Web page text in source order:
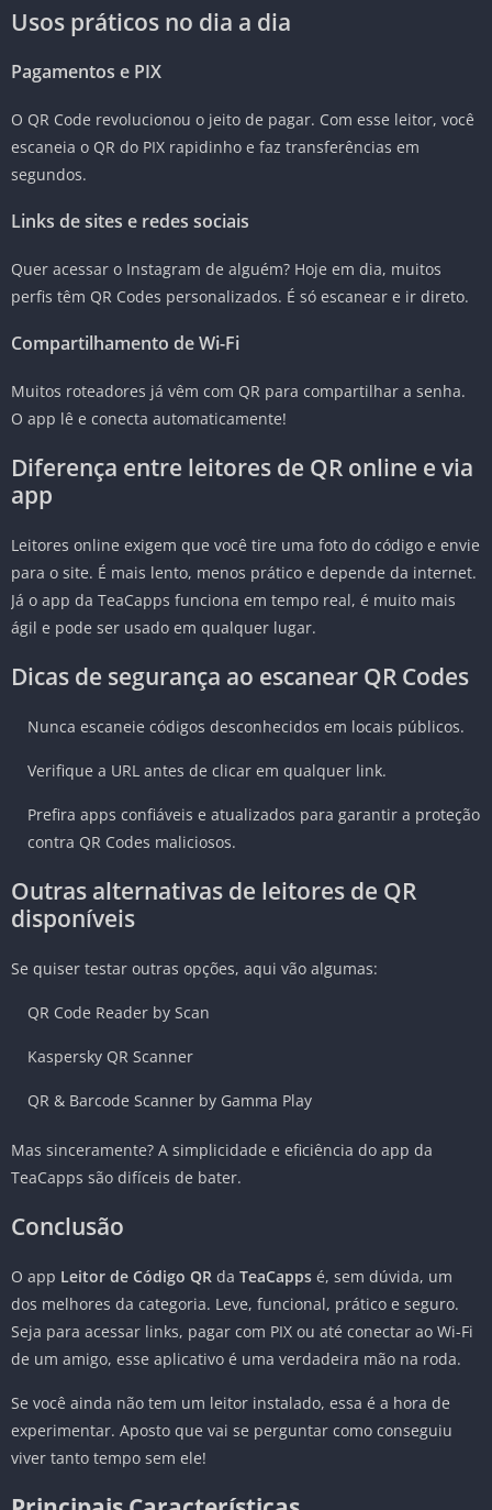
Usos práticos no dia a dia
Pagamentos e PIX
O QR Code revolucionou o jeito de pagar. Com esse leitor, você
escaneia o QR do PIX rapidinho e faz transferências em
segundos.
Links de sites e redes sociais
Quer acessar o Instagram de alguém? Hoje em dia, muitos
perfis têm QR Codes personalizados. É só escanear e ir direto.
Compartilhamento de Wi-Fi
Muitos roteadores já vêm com QR para compartilhar a senha.
O app lê e conecta automaticamente!
Diferença entre leitores de QR online e via
app
Leitores online exigem que você tire uma foto do código e envie
para o site. É mais lento, menos prático e depende da internet.
Já o app da TeaCapps funciona em tempo real, é muito mais
ágil e pode ser usado em qualquer lugar.
Dicas de segurança ao escanear QR Codes
Nunca escaneie códigos desconhecidos em locais públicos.
Verifique a URL antes de clicar em qualquer link.
Prefira apps confiáveis e atualizados para garantir a proteção
contra QR Codes maliciosos.
Outras alternativas de leitores de QR
disponíveis
Se quiser testar outras opções, aqui vão algumas:
QR Code Reader by Scan
Kaspersky QR Scanner
QR & Barcode Scanner by Gamma Play
Mas sinceramente? A simplicidade e eficiência do app da
TeaCapps são difíceis de bater.
Conclusão
O app Leitor de Código QR da TeaCapps é, sem dúvida, um
dos melhores da categoria. Leve, funcional, prático e seguro.
Seja para acessar links, pagar com PIX ou até conectar ao Wi-Fi
de um amigo, esse aplicativo é uma verdadeira mão na roda.
Se você ainda não tem um leitor instalado, essa é a hora de
experimentar. Aposto que vai se perguntar como conseguiu
viver tanto tempo sem ele!